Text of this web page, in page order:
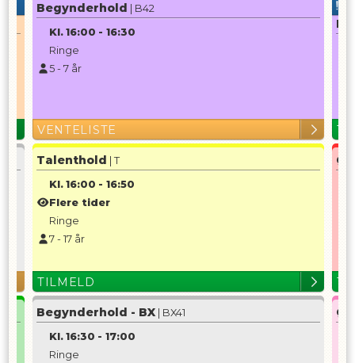
Begynderhold
| B42
Kl. 16:00 -16:30
Ringe
5 -7 år
VENTELISTE
Talenthold
| T
Kl. 16:00 -16:50
Flere tider
Ringe
7 -17 år
TILMELD
Begynderhold - BX
| BX41
Kl. 16:30 -17:00
Ringe